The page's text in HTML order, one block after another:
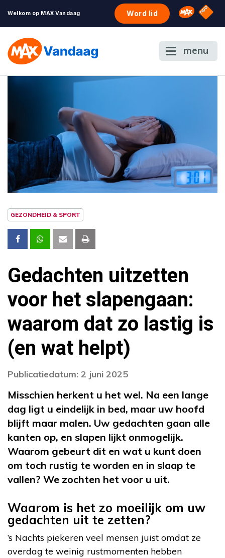
Welkom op MAX Vandaag Word lid Omroep
NPO
menu
GEZONDHEID & SPORT
Gedachten uitzetten
voor het slapengaan:
waarom dat zo lastig is
(en wat helpt)
Publicatiedatum: 2 juni 2025
Misschien herkent u het wel. Na een lange
dag ligt u eindelijk in bed, maar uw hoofd
blijft maar malen. Uw gedachten gaan alle
kanten op, en slapen lijkt onmogelijk.
Waarom gebeurt dit en wat u kunt doen
om toch rustig te worden en in slaap te
vallen? We zochten het voor u uit.
Waarom is het zo moeilijk om uw
gedachten uit te zetten?
’s Nachts piekeren veel mensen juist omdat ze
overdag te weinig rustmomenten hebben